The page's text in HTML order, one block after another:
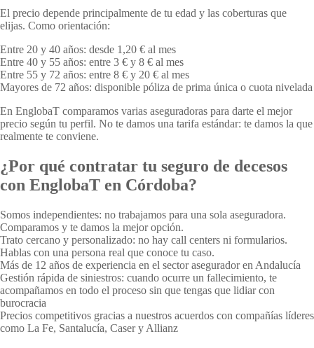
El precio depende principalmente de tu edad y las coberturas que
elijas. Como orientación:
Entre 20 y 40 años: desde 1,20 € al mes
Entre 40 y 55 años: entre 3 € y 8 € al mes
Entre 55 y 72 años: entre 8 € y 20 € al mes
Mayores de 72 años: disponible póliza de prima única o cuota nivelada
En EnglobaT comparamos varias aseguradoras para darte el mejor
precio según tu perfil. No te damos una tarifa estándar: te damos la que
realmente te conviene.
¿Por qué contratar tu seguro de decesos
con EnglobaT en Córdoba?
Somos independientes: no trabajamos para una sola aseguradora.
Comparamos y te damos la mejor opción.
Trato cercano y personalizado: no hay call centers ni formularios.
Hablas con una persona real que conoce tu caso.
Más de 12 años de experiencia en el sector asegurador en Andalucía
Gestión rápida de siniestros: cuando ocurre un fallecimiento, te
acompañamos en todo el proceso sin que tengas que lidiar con
burocracia
Precios competitivos gracias a nuestros acuerdos con compañías líderes
como La Fe, Santalucía, Caser y Allianz